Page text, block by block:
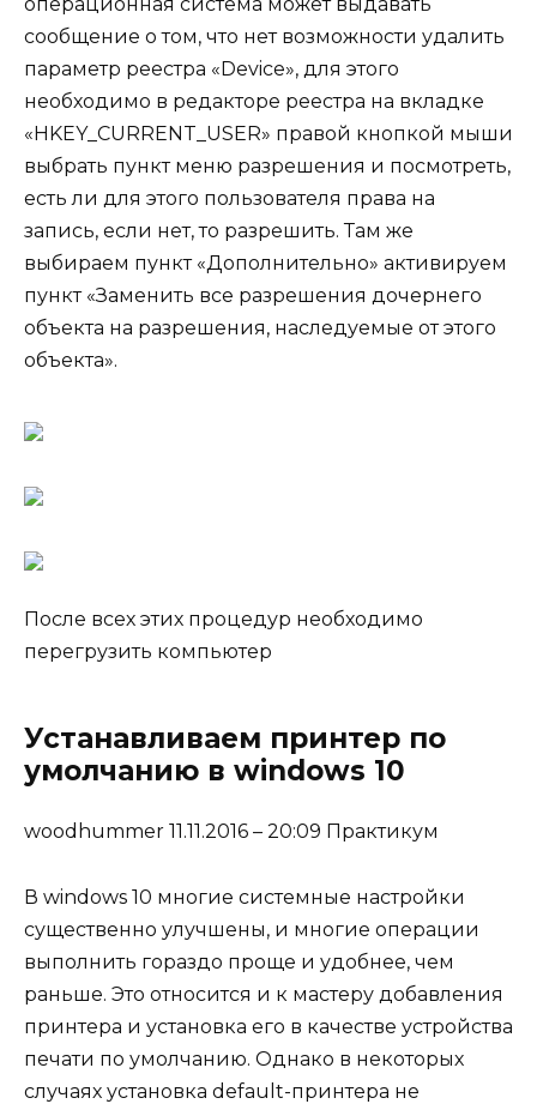
сообщение о том, что нет возможности удалить
параметр реестра «Device», для этого
необходимо в редакторе реестра на вкладке
«HKEY_CURRENT_USER» правой кнопкой мыши
выбрать пункт меню разрешения и посмотреть,
есть ли для этого пользователя права на
запись, если нет, то разрешить. Там же
выбираем пункт «Дополнительно» активируем
пункт «Заменить все разрешения дочернего
объекта на разрешения, наследуемые от этого
объекта».
После всех этих процедур необходимо
перегрузить компьютер
Устанавливаем принтер по
умолчанию в windows 10
woodhummer 11.11.2016 – 20:09 Практикум
В windows 10 многие системные настройки
существенно улучшены, и многие операции
выполнить гораздо проще и удобнее, чем
раньше. Это относится и к мастеру добавления
принтера и установка его в качестве устройства
печати по умолчанию. Однако в некоторых
случаях установка default-принтера не